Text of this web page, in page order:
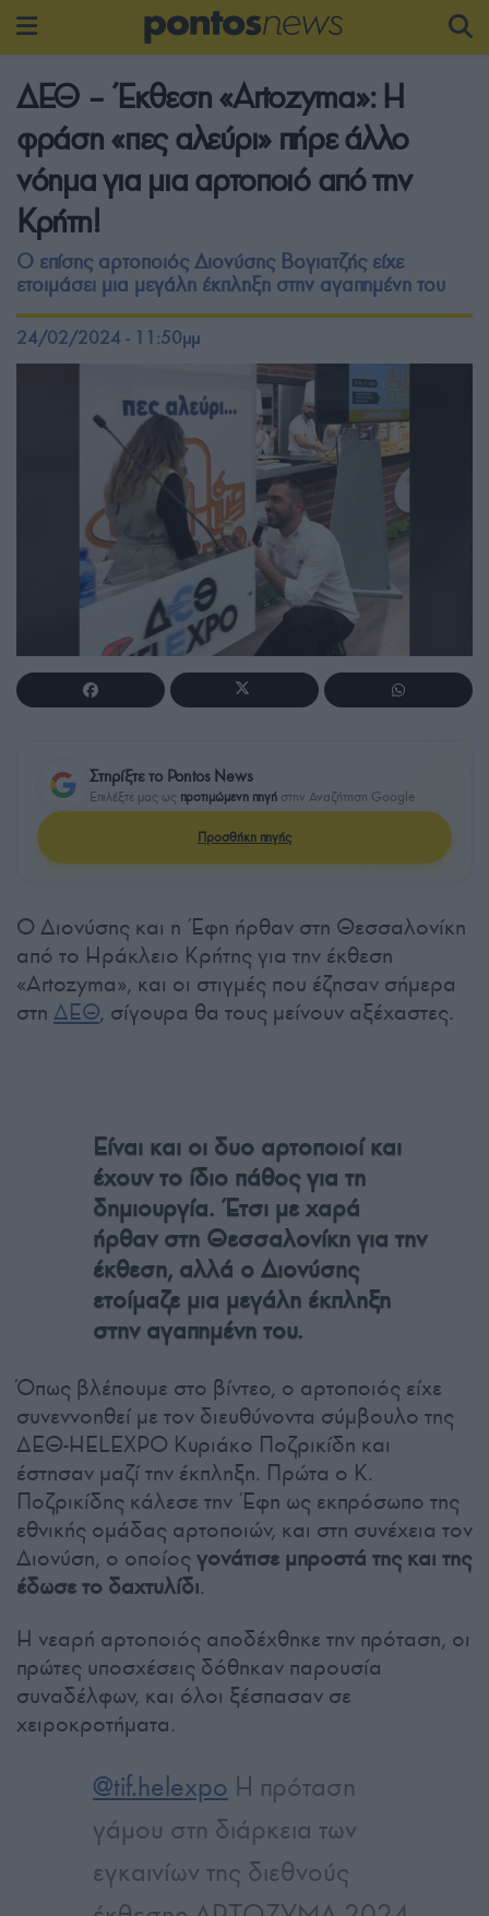
ΔΕΘ – Έκθεση «Artozyma»: Η
φράση «πες αλεύρι» πήρε άλλο
νόημα για μια αρτοποιό από την
Κρήτη!
Ο επίσης αρτοποιός Διονύσης Βογιατζής είχε
ετοιμάσει μια μεγάλη έκπληξη στην αγαπημένη του
24/02/2024 - 11:50μμ
Στηρίξτε το Pontos News
Επιλέξτε μας ως προτιμώμενη πηγή στην Αναζήτηση Google
Προσθήκη πηγής
Ο Διονύσης και η Έφη ήρθαν στη Θεσσαλονίκη
από το Ηράκλειο Κρήτης για την έκθεση
«Artozyma», και οι στιγμές που έζησαν σήμερα
στη ΔΕΘ, σίγουρα θα τους μείνουν αξέχαστες.
Είναι και οι δυο αρτοποιοί και
έχουν το ίδιο πάθος για τη
δημιουργία. Έτσι με χαρά
ήρθαν στη Θεσσαλονίκη για την
έκθεση, αλλά ο Διονύσης
ετοίμαζε μια μεγάλη έκπληξη
στην αγαπημένη του.
Όπως βλέπουμε στο βίντεο, ο αρτοποιός είχε
συνεννοηθεί με τον διευθύνοντα σύμβουλο της
ΔΕΘ-HELEXPO Κυριάκο Ποζρικίδη και
έστησαν μαζί την έκπληξη. Πρώτα ο Κ.
Ποζρικίδης κάλεσε την Έφη ως εκπρόσωπο της
εθνικής ομάδας αρτοποιών, και στη συνέχεια τον
Διονύση, ο οποίος γονάτισε μπροστά της και της
έδωσε το δαχτυλίδι.
Η νεαρή αρτοποιός αποδέχθηκε την πρόταση, οι
πρώτες υποσχέσεις δόθηκαν παρουσία
συναδέλφων, και όλοι ξέσπασαν σε
χειροκροτήματα.
@tif.helexpo Η πρόταση
γάμου στη διάρκεια των
εγκαινίων της διεθνούς